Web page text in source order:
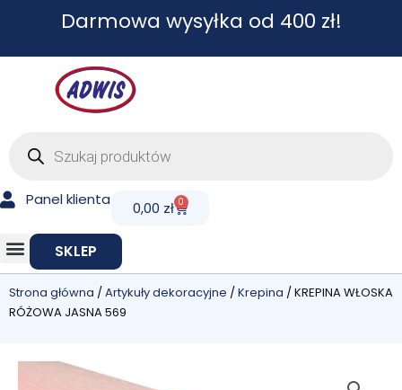
Darmowa wysyłka od 400 zł!
Panel klienta 0,00 zł 0
Cart
SKLEP
Strona główna /Artykuły dekoracyjne /Krepina / KREPINA WŁOSKA
RÓŻOWA JASNA 569